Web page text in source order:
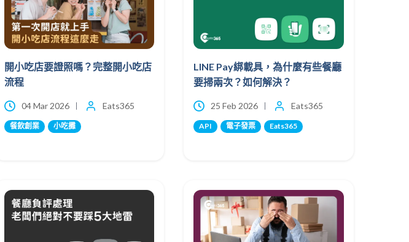
開小吃店要證照嗎？完整開小吃店
流程
04 Mar 2026 Eats365
餐飲創業 小吃攤
LINE Pay綁載具，為什麼有些餐廳
要掃兩次？如何解決？
25 Feb 2026 Eats365
API 電子發票 Eats365